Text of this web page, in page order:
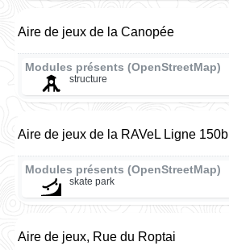
Aire de jeux de la Canopée
Modules présents (OpenStreetMap)
structure
Aire de jeux de la RAVeL Ligne 150b
Modules présents (OpenStreetMap)
skate park
Aire de jeux, Rue du Roptai